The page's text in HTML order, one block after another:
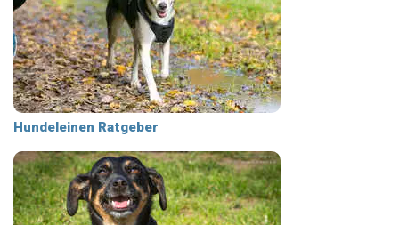
Hundeleinen Ratgeber